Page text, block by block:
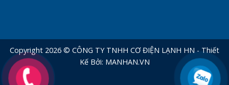
Copyright 2026 © CÔNG TY TNHH CƠ ĐIỆN LẠNH HN - Thiết
Kế Bởi: MANHAN.VN